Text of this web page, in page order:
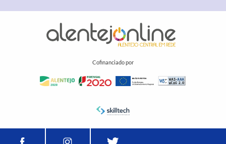
Cofinanciado por